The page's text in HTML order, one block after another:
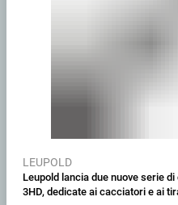
LEUPOLD
Leupold lancia due nuove serie
3HD, dedicate ai cacciatori e ai